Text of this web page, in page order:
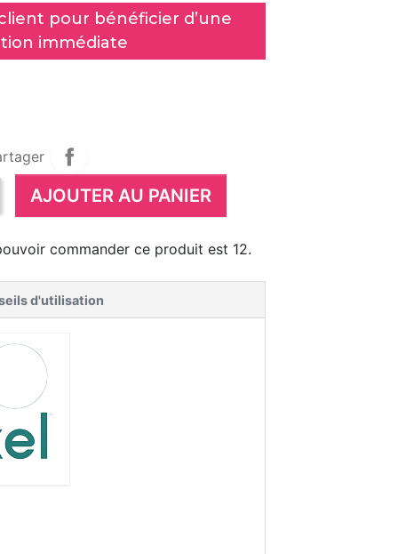
pour bénéficier d’une
immédiate
AJOUTER AU PANIER
commander ce produit est 12.
d'utilisation